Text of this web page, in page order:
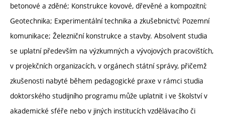
betonové a zděné; Konstrukce kovové, dřevěné a kompozitní;
Geotechnika; Experimentální technika a zkušebnictví; Pozemní
komunikace; Železniční konstrukce a stavby. Absolvent studia
se uplatní především na výzkumných a vývojových pracovištích,
v projekčních organizacích, v orgánech státní správy, přičemž
zkušenosti nabyté během pedagogické praxe v rámci studia
doktorského studijního programu může uplatnit i ve školství v
akademické sféře nebo v jiných institucích vzdělávacího či